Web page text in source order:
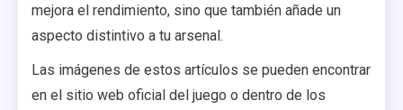
mejora el rendimiento, sino que también añade un
aspecto distintivo a tu arsenal.
Las imágenes de estos artículos se pueden encontrar
en el sitio web oficial del juego o dentro de los